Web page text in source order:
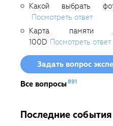
Какой выбрать
Посмотреть ответ
Карта памяти
100D Посмотреть ответ
Задать вопрос
Все вопросы891
Последние события